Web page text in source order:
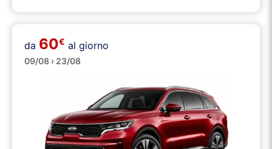
SUVs
da 60€ al giorno
09/08 › 23/08